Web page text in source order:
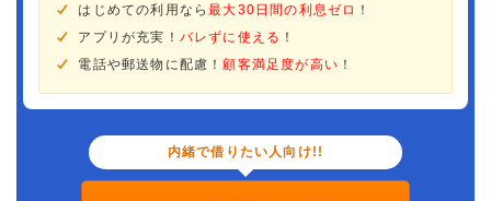
はじめての利用なら最大30日間の利息ゼロ ！
アプリが充実！ バレずに使える ！
電話や郵送物に配慮！ 顧客満足度が高い ！
内緒で借りたい人向け!!